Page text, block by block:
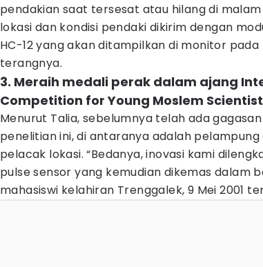
pendakian saat tersesat atau hilang di malam
lokasi dan kondisi pendaki dikirim dengan
HC-12 yang akan ditampilkan di monitor pada
terangnya.
3. Meraih medali perak dalam ajang
Competition for Young Moslem
Menurut Talia, sebelumnya telah ada
penelitian ini, di antaranya adalah
pelacak lokasi. “Bedanya, inovasi kami
pulse sensor yang kemudian dikemas dalam
mahasiswi kelahiran Trenggalek, 9 Mei 2001